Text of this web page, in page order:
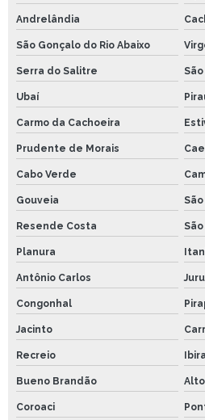
Andrelândia
São Gonçalo do Rio Abaixo
Serra do Salitre
Ubaí
Carmo da Cachoeira
Prudente de Morais
Cabo Verde
Gouveia
Resende Costa
Planura
Antônio Carlos
Congonhal
Jacinto
Recreio
Bueno Brandão Alto
Coroaci